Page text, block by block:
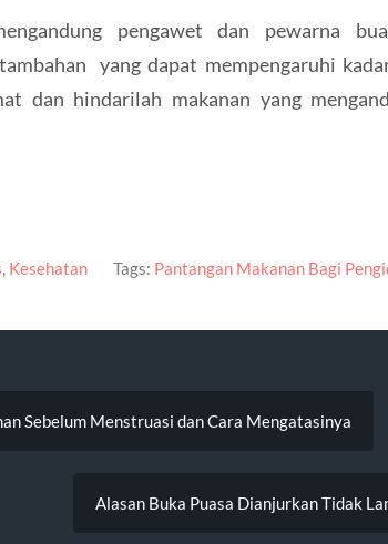
pengawet dan pewarna
yang dapat mempengaruhi
dan hindarilah makanan yang
, Kesehatan Tags: Pantangan Makanan Bagi
Sebelum Menstruasi dan Cara Mengatasinya
Alasan Buka Puasa Dianjurkan Tidak